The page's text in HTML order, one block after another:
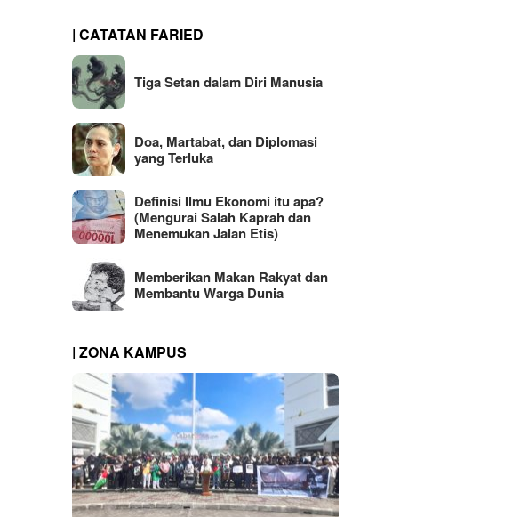
| CATATAN FARIED
Tiga Setan dalam Diri Manusia
Doa, Martabat, dan Diplomasi
yang Terluka
Definisi Ilmu Ekonomi itu apa?
(Mengurai Salah Kaprah dan
Menemukan Jalan Etis)
Memberikan Makan Rakyat dan
Membantu Warga Dunia
| ZONA KAMPUS